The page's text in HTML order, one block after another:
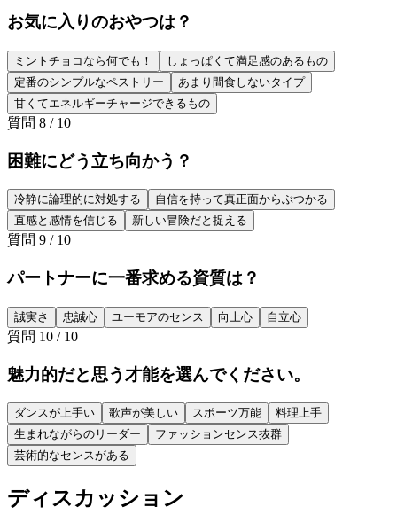
お気に入りのおやつは？
ミントチョコなら何でも！
しょっぱくて満足感のあるもの
定番のシンプルなペストリー
あまり間食しないタイプ
甘くてエネルギーチャージできるもの
質問 8 / 10
困難にどう立ち向かう？
冷静に論理的に対処する
自信を持って真正面からぶつかる
直感と感情を信じる
新しい冒険だと捉える
質問 9 / 10
パートナーに一番求める資質は？
誠実さ 忠誠心 ユーモアのセンス 向上心 自立心
質問 10 / 10
魅力的だと思う才能を選んでください。
ダンスが上手い 歌声が美しい スポーツ万能
料理上手
生まれながらのリーダー
ファッションセンス抜群
芸術的なセンスがある
ディスカッション